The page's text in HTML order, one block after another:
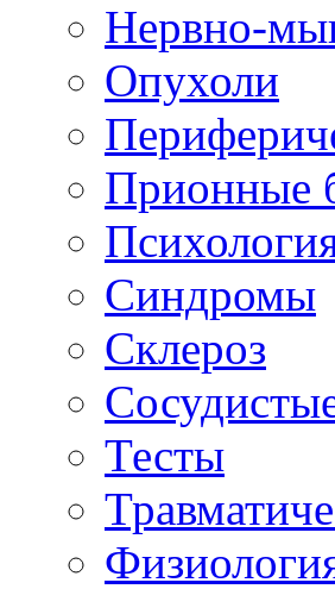
Нервно-
Опухоли
Прионные
Синдромы
Склероз
Тесты